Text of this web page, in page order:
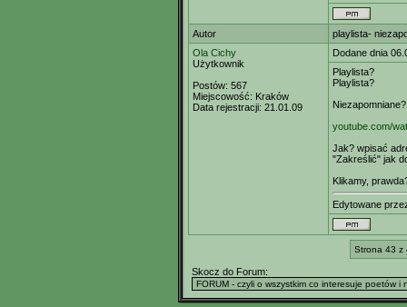
Autor
playlista-
Ola Cichy
Użytkownik
Postów: 567
Miejscowość: Kraków
Data rejestracji: 21.01.09
Dodane dnia
Playlista?
Playlista?
Niezapomniane?
youtube.com/
Jak? wpisać
"Zakreślić" jak
Klikamy,
Edytowane
Strona 43 z
Skocz do Forum: